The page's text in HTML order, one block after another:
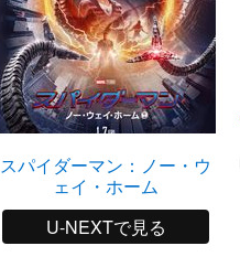
スパイダーマン：ノー・ウ
ェイ・ホーム
U-NEXTで見る